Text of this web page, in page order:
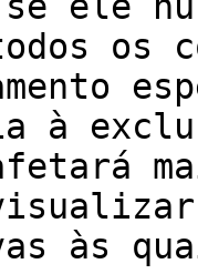
os
à
às